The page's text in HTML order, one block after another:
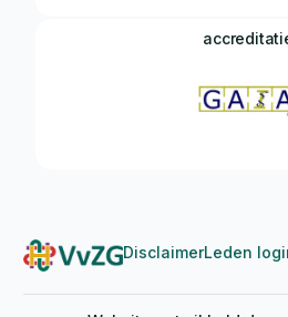
DisclaimerLeden